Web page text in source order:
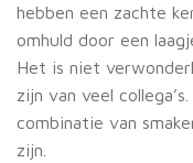
hebben een zachte
omhuld door een
Het is niet
zijn van veel
combinatie van
zijn.